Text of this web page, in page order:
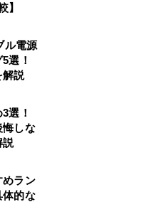
】
ル電源
5選！
解説
3選！
悔しな
説
めラン
的な